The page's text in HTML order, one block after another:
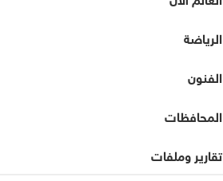
الرياضة
الفنون
المحافظات
تقارير وملفات